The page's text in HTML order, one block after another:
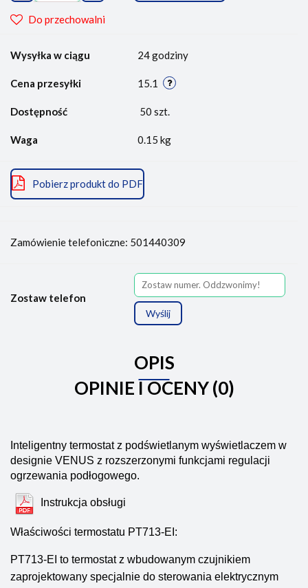
Do przechowalni
Wysyłka w ciągu 24 godziny
Cena przesyłki 15.1
Dostępność 50 szt.
Waga 0.15 kg
Pobierz produkt do PDF
Zamówienie telefoniczne: 501440309
Zostaw telefon
Wyślij
OPIS
OPINIE I OCENY (0)
Inteligentny termostat z podświetlanym wyświetlaczem w
designie VENUS z rozszerzonymi funkcjami regulacji
ogrzewania podłogowego.
Instrukcja obsługi
Właściwości termostatu PT713-EI:
PT713-EI to termostat z wbudowanym czujnikiem
zaprojektowany specjalnie do sterowania elektrycznym